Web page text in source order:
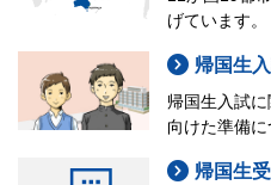
げています。
帰国生
帰国生入試
向けた準備に
帰国生